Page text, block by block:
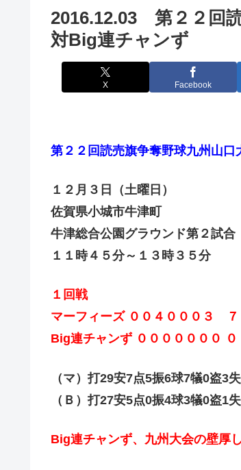
2016.12.03 第２２回
対Big連チャンず
X Facebook
第２２回読売旗争奪野球九州山口
１２月３日（土曜日）
佐賀県小城市牛津町
牛津総合公園グラウンド第２試合
１１時４５分～１３時３５分
１回戦
マーフィーズ ００４０００３
Big連チャンず ０００００００
（マ）打29安7点5振6球7犠0盗3
（Ｂ）打27安5点0振4球3犠0盗1
Big連チャンず、九州大会の壁厚し